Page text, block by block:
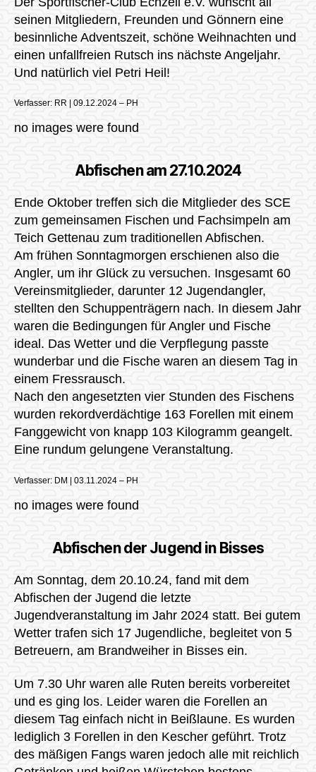
seinen Mitgliedern, Freunden und Gönnern eine
besinnliche Adventszeit, schöne Weihnachten und
einen unfallfreien Rutsch ins nächste Angeljahr.
Und natürlich viel Petri Heil!
Verfasser: RR | 09.12.2024 – PH
no images were found
Abfischen am 27.10.2024
Ende Oktober treffen sich die Mitglieder des SCE
zum gemeinsamen Fischen und Fachsimpeln am
Teich Gettenau zum traditionellen Abfischen.
Am frühen Sonntagmorgen erschienen also die
Angler, um ihr Glück zu versuchen. Insgesamt 60
Vereinsmitglieder, darunter 12 Jugendangler,
stellten den Schuppenträgern nach. In diesem Jahr
waren die Bedingungen für Angler und Fische
ideal. Das Wetter und die Verpflegung passte
wunderbar und die Fische waren an diesem Tag in
einem Fressrausch.
Nach den angesetzten vier Stunden des Fischens
wurden rekordverdächtige 163 Forellen mit einem
Fanggewicht von knapp 103 Kilogramm geangelt.
Eine rundum gelungene Veranstaltung.
Verfasser: DM | 03.11.2024 – PH
no images were found
Abfischen der Jugend in Bisses
Am Sonntag, dem 20.10.24, fand mit dem
Abfischen der Jugend die letzte
Jugendveranstaltung im Jahr 2024 statt. Bei gutem
Wetter trafen sich 17 Jugendliche, begleitet von 5
Betreuern, am Brandweiher in Bisses ein.
Um 7.30 Uhr waren alle Ruten bereits vorbereitet
und es ging los. Leider waren die Forellen an
diesem Tag einfach nicht in Beißlaune. Es wurden
lediglich 3 Forellen in den Kescher geführt. Trotz
des mäßigen Fangs waren jedoch alle mit reichlich